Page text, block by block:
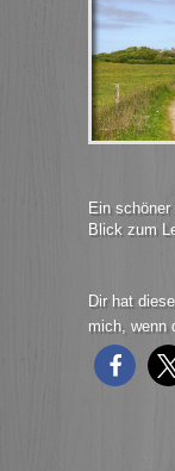
Ein
Blick zum
Dir hat
mich, wenn